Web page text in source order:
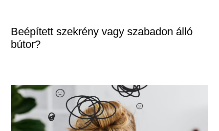
Beépített szekrény vagy szabadon álló
bútor?